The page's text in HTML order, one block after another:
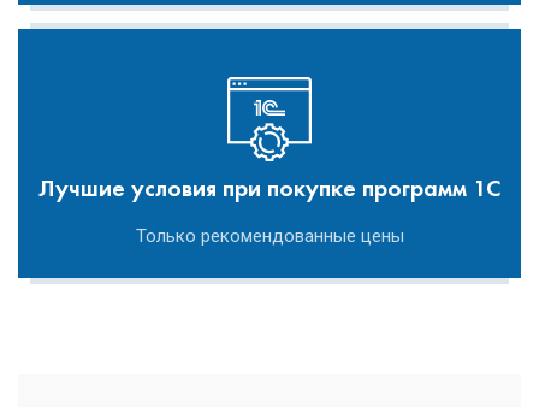
Лучшие условия при покупке программ 1С
Только рекомендованные цены